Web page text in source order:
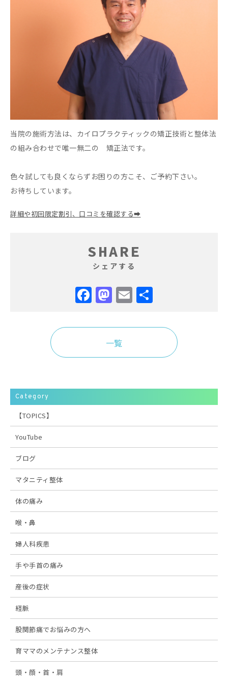
当院の施術方法は、カイロプラクティックの矯正技術と整体法
の組み合わせで唯一無二の 矯正法です。
色々試しても良くならずお困りの方こそ、ご予約下さい。
お待ちしています。
詳細や初回限定割引、口コミを確認する➡
SHARE
シェアする
Facebook
Mastodon
Email
一覧
Category
【TOPICS】
YouTube
ブログ
マタニティ整体
体の痛み
喉・鼻
婦人科疾患
手や手首の痛み
産後の症状
経脈
股関節痛でお悩みの方へ
育ママのメンテナンス整体
頭・顔・首・肩